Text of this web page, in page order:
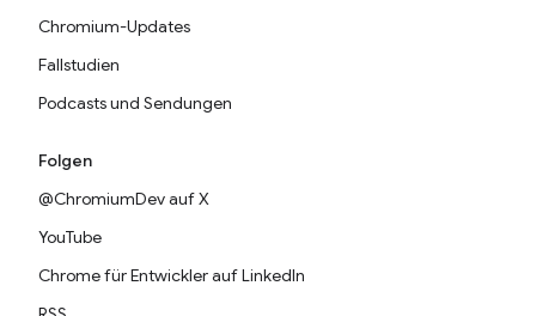
Chromium-Updates
Fallstudien
Podcasts und Sendungen
Folgen
@ChromiumDev auf X
YouTube
Chrome für Entwickler auf LinkedIn